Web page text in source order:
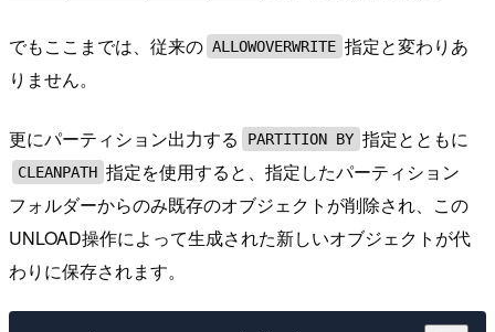
でもここまでは、従来の ALLOWOVERWRITE 指定と変わりあ
りません。
更にパーティション出力する PARTITION BY 指定とともに
CLEANPATH 指定を使用すると、指定したパーティション
フォルダーからのみ既存のオブジェクトが削除され、この
UNLOAD操作によって生成された新しいオブジェクトが代
わりに保存されます。